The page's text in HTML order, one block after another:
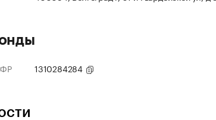
1310284284